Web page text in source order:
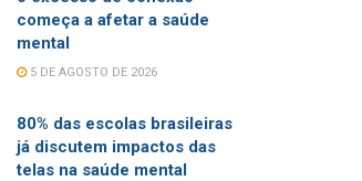
começa a afetar a saúde
mental
5 DE AGOSTO DE 2026
80% das escolas brasileiras
já discutem impactos das
telas na saúde mental